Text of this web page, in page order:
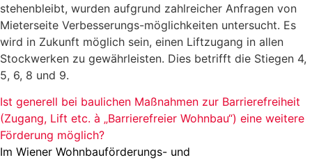
stehenbleibt, wurden aufgrund zahlreicher Anfragen von
Mieterseite Verbesserungs-möglichkeiten untersucht. Es
wird in Zukunft möglich sein, einen Liftzugang in allen
Stockwerken zu gewährleisten. Dies betrifft die Stiegen 4,
5, 6, 8 und 9.
Ist generell bei baulichen Maßnahmen zur Barrierefreiheit
(Zugang, Lift etc. à „Barrierefreier Wohnbau“) eine weitere
Förderung möglich?
Im Wiener Wohnbauförderungs- und